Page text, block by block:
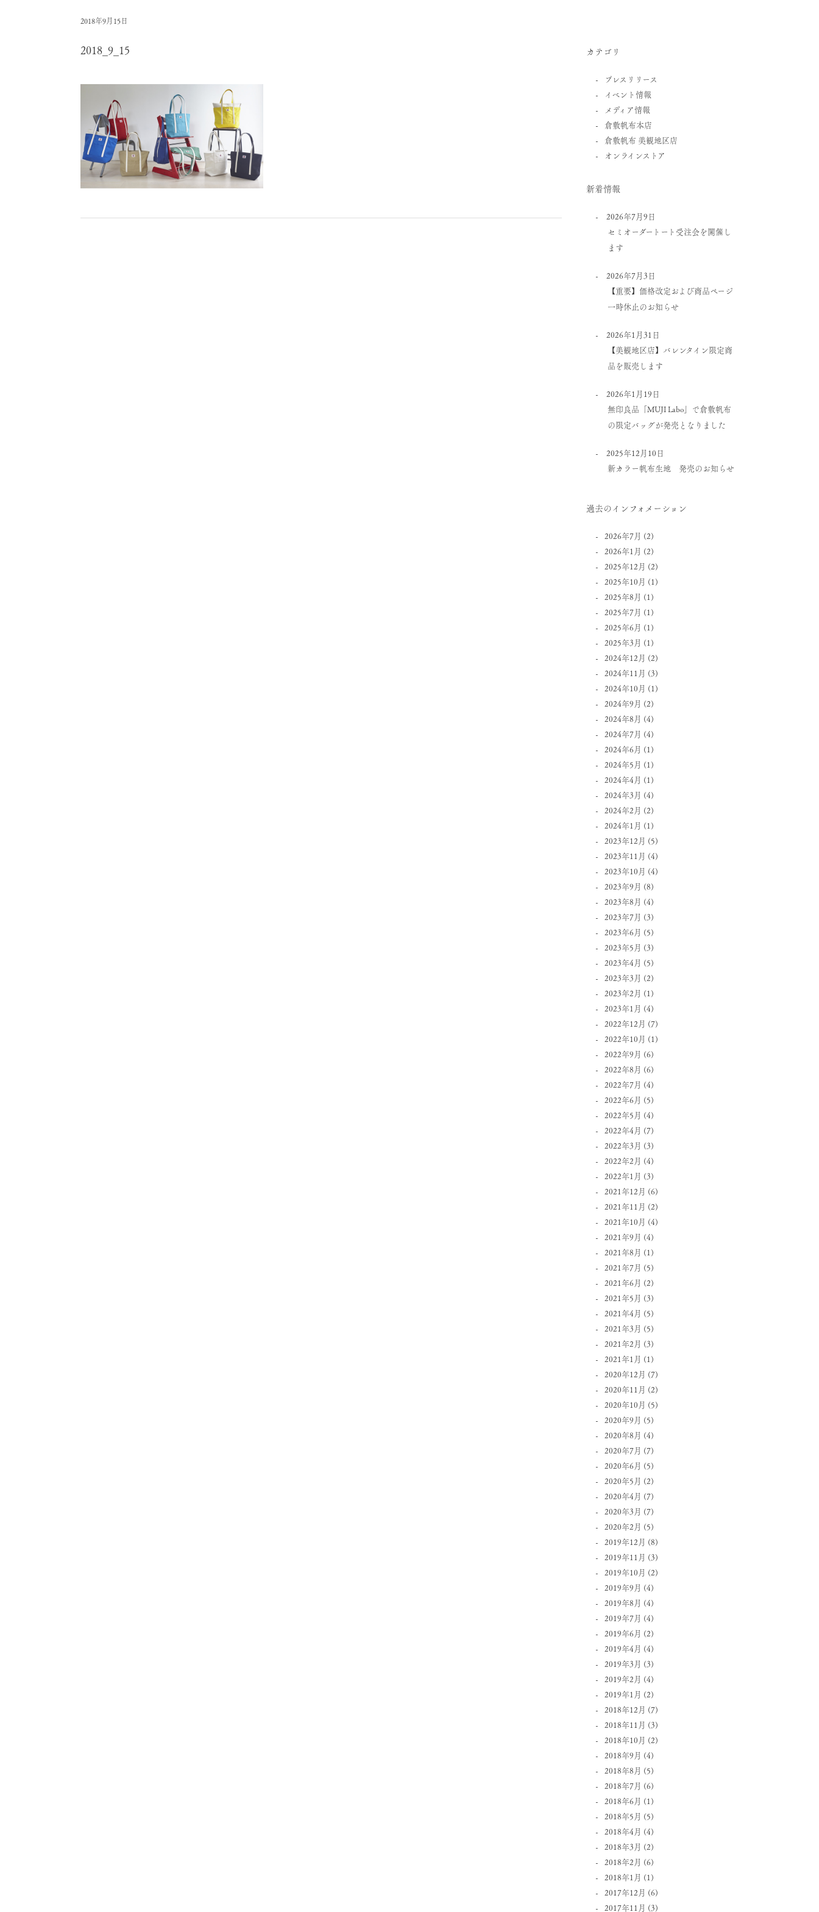
2018年9月15日
2018_9_15 カテゴリ
プレスリリース
イベント情報
メディア情報
倉敷帆布本店
倉敷帆布 美観地区店
オンラインストア
新着情報
2026年7月9日
セミオーダートート受注会を開催し
ます
2026年7月3日
【重要】価格改定および商品ページ
一時休止のお知らせ
2026年1月31日
【美観地区店】バレンタイン限定商
品を販売します
2026年1月19日
無印良品「MUJI Labo」で倉敷帆布
の限定バッグが発売となりました
2025年12月10日
新カラー帆布生地 発売のお知らせ
過去のインフォメーション
2026年7月 (2)
2026年1月 (2)
2025年12月 (2)
2025年10月 (1)
2025年8月 (1)
2025年7月 (1)
2025年6月 (1)
2025年3月 (1)
2024年12月 (2)
2024年11月 (3)
2024年10月 (1)
2024年9月 (2)
2024年8月 (4)
2024年7月 (4)
2024年6月 (1)
2024年5月 (1)
2024年4月 (1)
2024年3月 (4)
2024年2月 (2)
2024年1月 (1)
2023年12月 (5)
2023年11月 (4)
2023年10月 (4)
2023年9月 (8)
2023年8月 (4)
2023年7月 (3)
2023年6月 (5)
2023年5月 (3)
2023年4月 (5)
2023年3月 (2)
2023年2月 (1)
2023年1月 (4)
2022年12月 (7)
2022年10月 (1)
2022年9月 (6)
2022年8月 (6)
2022年7月 (4)
2022年6月 (5)
2022年5月 (4)
2022年4月 (7)
2022年3月 (3)
2022年2月 (4)
2022年1月 (3)
2021年12月 (6)
2021年11月 (2)
2021年10月 (4)
2021年9月 (4)
2021年8月 (1)
2021年7月 (5)
2021年6月 (2)
2021年5月 (3)
2021年4月 (5)
2021年3月 (5)
2021年2月 (3)
2021年1月 (1)
2020年12月 (7)
2020年11月 (2)
2020年10月 (5)
2020年9月 (5)
2020年8月 (4)
2020年7月 (7)
2020年6月 (5)
2020年5月 (2)
2020年4月 (7)
2020年3月 (7)
2020年2月 (5)
2019年12月 (8)
2019年11月 (3)
2019年10月 (2)
2019年9月 (4)
2019年8月 (4)
2019年7月 (4)
2019年6月 (2)
2019年4月 (4)
2019年3月 (3)
2019年2月 (4)
2019年1月 (2)
2018年12月 (7)
2018年11月 (3)
2018年10月 (2)
2018年9月 (4)
2018年8月 (5)
2018年7月 (6)
2018年6月 (1)
2018年5月 (5)
2018年4月 (4)
2018年3月 (2)
2018年2月 (6)
2018年1月 (1)
2017年12月 (6)
2017年11月 (3)